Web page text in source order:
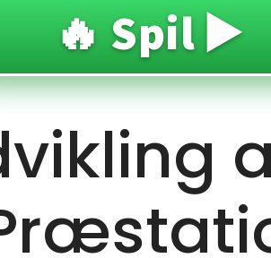
🔥 Spil ▶️